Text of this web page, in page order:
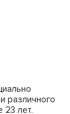
различного
23 лет.